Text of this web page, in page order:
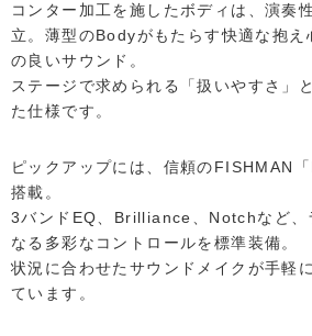
コンター加工を施したボディは、演奏
立。薄型のBodyがもたらす快適な抱え
の良いサウンド。
ステージで求められる「扱いやすさ」
た仕様です。
ピックアップには、信頼のFISHMAN
搭載。
3バンドEQ、Brilliance、Notchなど、
なる多彩なコントロールを標準装備。
状況に合わせたサウンドメイクが手軽
ています。